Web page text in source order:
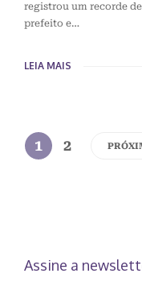
registrou um recorde
prefeito e…
LEIA MAIS
1 2
Assine a